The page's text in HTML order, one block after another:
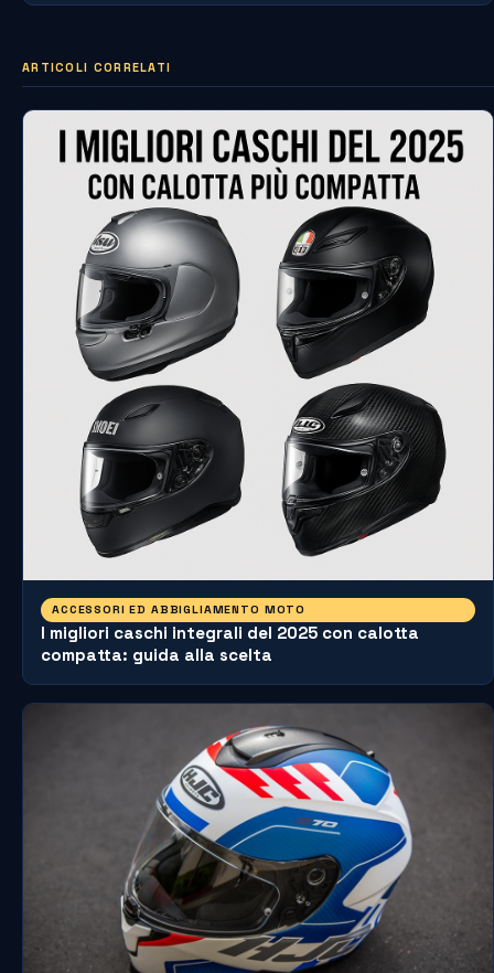
ARTICOLI CORRELATI
ACCESSORI ED ABBIGLIAMENTO MOTO
I migliori caschi integrali del 2025 con calotta
compatta: guida alla scelta